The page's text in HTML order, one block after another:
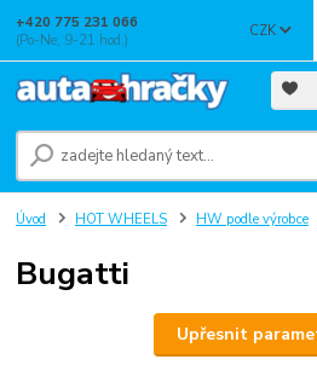
CZK
+420 775 231 066
(Po-Ne, 9-21 hod.)
Úvod HOT WHEELS HW podle výrobce
Bugatti
Upřesnit